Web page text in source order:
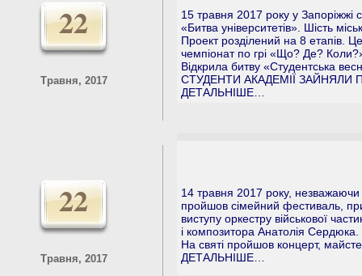
22
Травня, 2017
15 травня 2017 року у Запоріжжі
«Битва університетів». Шість
Проект розділений на 8 етапів.
чемпіонат по грі «Що? Де?
Відкрила битву «Студентська
СТУДЕНТИ АКАДЕМІЇ ЗАЙНЯЛИ
ДЕТАЛЬНІШЕ…
22
Травня, 2017
14 травня 2017 року,
пройшов сімейний фестиваль,
виступу оркестру військової
і композитора Анатолія
На святі пройшов концерт,
ДЕТАЛЬНІШЕ…